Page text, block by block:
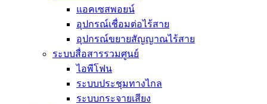
แอคเซสพอยน์
อุปกรณ์เชื่อมต่อไร้สาย
อุปกรณ์ขยายสัญญาณไร้สาย
ระบบสื่อสารรวมศูนย์
ไอพีโฟน
ระบบประชุมทางไกล
ระบบกระจายเสียง